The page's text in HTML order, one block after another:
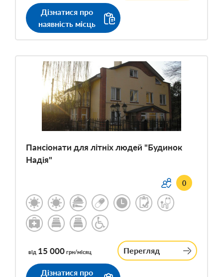
Дізнатися про
наявність місць
Пансіонати для літніх людей "Будинок
Надія"
0
від 15 000 грн/місяц Перегляд
Дізнатися про